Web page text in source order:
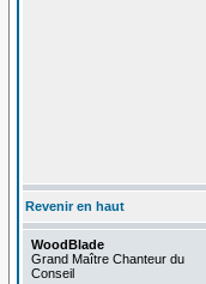
Revenir en haut
WoodBlade
Grand Maître Chanteur du
Conseil